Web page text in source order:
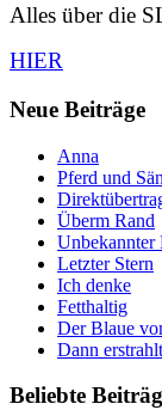
Alles über die
HIER
Neue Beiträge
Anna
Pferd und
Überm Rand
Unbekannter
Letzter Stern
Ich denke
Fetthaltig
Der Blaue
Dann
Beliebte